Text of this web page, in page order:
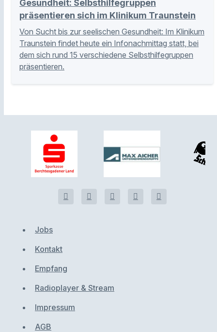
Gesundheit: Selbsthilfegruppen
präsentieren sich im Klinikum Traunstein
Von Sucht bis zur seelischen Gesundheit: Im Klinikum
Traunstein findet heute ein Infonachmittag statt, bei
dem sich rund 15 verschiedene Selbsthilfegruppen
präsentieren.
Jobs
Kontakt
Empfang
Radioplayer & Stream
Impressum
AGB